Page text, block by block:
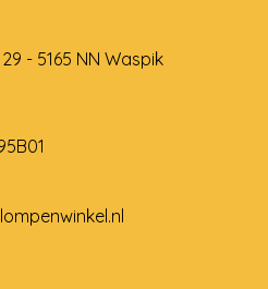
- 5165 NN Waspik